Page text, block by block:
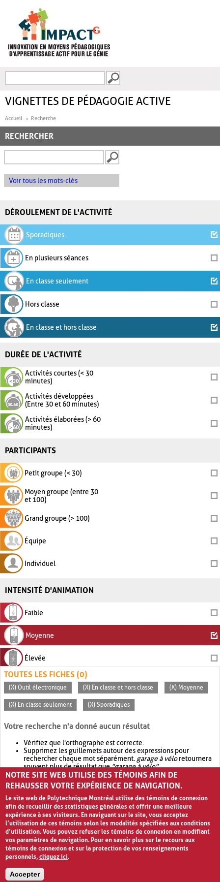
FORMULAIRE DE
VIGNETTES DE PÉDAGOGIE ACTIVE
Accueil Recherche
RECHERCHER
Voir tous les mots-clés
DÉROULEMENT DE L'ACTIVITÉ
Sporadiques
En plusieurs séances
En classe seulement
Hors classe
En classe et hors classe
DURÉE DE L'ACTIVITÉ
Activités courtes (< 30
minutes)
Activités développées
(Entre 30 et 60 minutes)
Activités élaborées (> 60
minutes)
PARTICIPANTS
Petit groupe (< 30)
Moyen groupe (entre 30
et 100)
Grand groupe (> 100)
Équipe
Individuel
INTENSITÉ D'ANIMATION
Faible
Moyenne
Élevée
TOUTES LES FICHES (0)
(X) Outil électronique (X) En classe et hors classe (X) Moyenne
(X) En classe seulement (X) Sporadiques
Votre recherche n'a donné aucun résultat
Vérifiez que l'orthographe est correcte.
Supprimez les guillemets autour des expressions pour
rechercher chaque mot séparément. garage à véloretournera
souvent plus de résultat que"garage à vélo".
Envisagez d'élargir votre recherche avec OR.garage OR vélo
retournera souvent plus de résultat quegarage à vélo
NOTRE SITE WEB UTILISE DES TÉMOINS AFIN DE
REHAUSSER VOTRE EXPÉRIENCE DE NAVIGATION.
Le site web de Polytechnique Montréal utilise des témoins de connexion
afin de recueillir des statistiques générales et offrir une meilleure
expérience à ses visiteurs. En naviguant sur le site, vous acceptez
l’utilisation de ces témoins selon les modalités spécifiées aux conditions
d’utilisation. Vous pouvez refuser les témoins de connexion en modifiant
vos paramètres de navigation. Pour en savoir plus sur le recours aux
témoins de connexion et sur la protection de vos renseignements
personnels,cliquez ici.
Accepter